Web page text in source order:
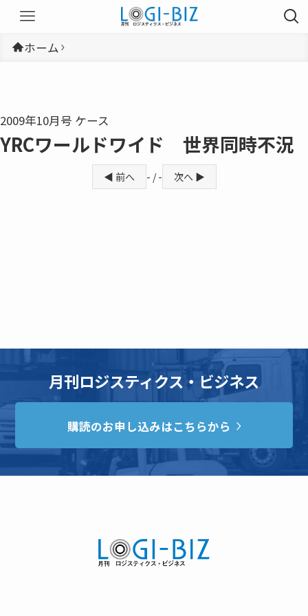
ホーム
2009年10月号 ケース
YRCワールドワイド 世界同時不況
◀ 前へ - / - 次へ ▶
月刊ロジスティクス・ビジネス
購読のお申し込みはこちらから